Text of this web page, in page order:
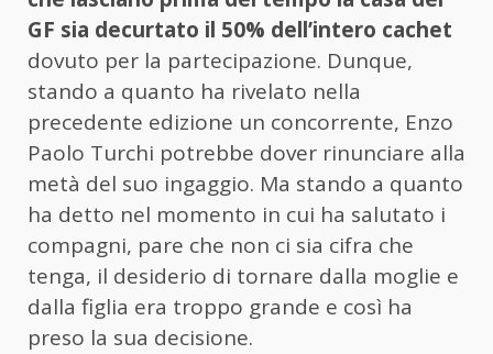
GF sia decurtato il 50% dell’intero cachet
dovuto per la partecipazione. Dunque,
stando a quanto ha rivelato nella
precedente edizione un concorrente, Enzo
Paolo Turchi potrebbe dover rinunciare alla
metà del suo ingaggio. Ma stando a quanto
ha detto nel momento in cui ha salutato i
compagni, pare che non ci sia cifra che
tenga, il desiderio di tornare dalla moglie e
dalla figlia era troppo grande e così ha
preso la sua decisione.